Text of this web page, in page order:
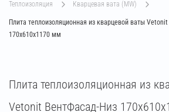
теплоизоляция кварцевая вата (MW)
Плита теплоизоляционная из кварцевой ваты
170х610х1170 мм
Плита теплоизоляционная из
Vetonit ВентФасад-Низ